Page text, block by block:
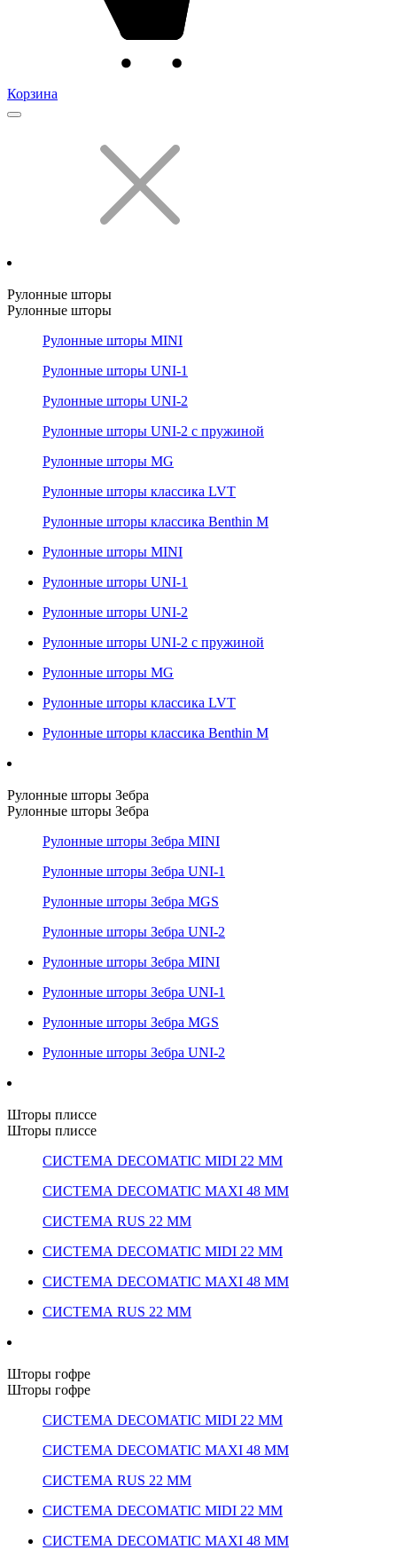
Корзина
Рулонные шторы
Рулонные шторы
Рулонные шторы MINI
Рулонные шторы UNI-1
Рулонные шторы UNI-2
Рулонные шторы UNI-2 с пружиной
Рулонные шторы MG
Рулонные шторы классика LVT
Рулонные шторы классика Benthin M
Рулонные шторы MINI
Рулонные шторы UNI-1
Рулонные шторы UNI-2
Рулонные шторы UNI-2 с пружиной
Рулонные шторы MG
Рулонные шторы классика LVT
Рулонные шторы классика Benthin M
Рулонные шторы Зебра
Рулонные шторы Зебра
Рулонные шторы Зебра MINI
Рулонные шторы Зебра UNI-1
Рулонные шторы Зебра MGS
Рулонные шторы Зебра UNI-2
Рулонные шторы Зебра MINI
Рулонные шторы Зебра UNI-1
Рулонные шторы Зебра MGS
Рулонные шторы Зебра UNI-2
Шторы плиссе
Шторы плиссе
СИСТЕМА DECOMATIC MIDI 22 ММ
СИСТЕМА DECOMATIC MAXI 48 ММ
СИСТЕМА RUS 22 ММ
СИСТЕМА DECOMATIC MIDI 22 ММ
СИСТЕМА DECOMATIC MAXI 48 ММ
СИСТЕМА RUS 22 ММ
Шторы гофре
Шторы гофре
СИСТЕМА DECOMATIC MIDI 22 ММ
СИСТЕМА DECOMATIC MAXI 48 ММ
СИСТЕМА RUS 22 ММ
СИСТЕМА DECOMATIC MIDI 22 ММ
СИСТЕМА DECOMATIC MAXI 48 ММ